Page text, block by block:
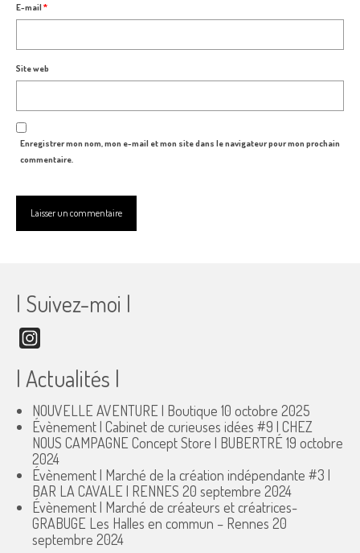
E-mail*
Site web
Enregistrer mon nom, mon e-mail et mon site dans le navigateur pour mon prochain
commentaire.
| Suivez-moi |
| Actualités |
NOUVELLE AVENTURE | Boutique 10 octobre 2025
Évènement | Cabinet de curieuses idées #9 | CHEZ
NOUS CAMPAGNE Concept Store | BUBERTRÉ 19 octobre
2024
Évènement | Marché de la création indépendante #3 |
BAR LA CAVALE | RENNES 20 septembre 2024
Évènement | Marché de créateurs et créatrices-
GRABUGE Les Halles en commun – Rennes 20
septembre 2024